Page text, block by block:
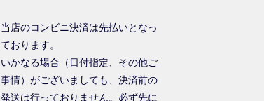
当店のコンビニ決済は先払いとなっ
ております。
いかなる場合（日付指定、その他ご
事情）がございましても、決済前の
発送は行っておりません。必ず先に